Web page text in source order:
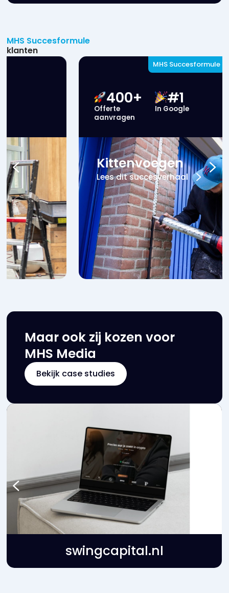
MHS Succesformule
klanten
Kittenvoegen
Lees dit succesverhaal
#1
In Google
Maar ook zij kozen voor
MHS Media
Bekijk case studies
swingcapital.nl